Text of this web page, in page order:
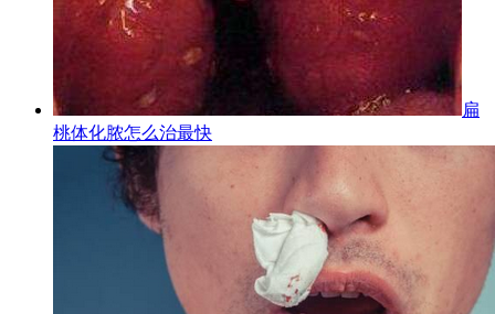
扁
桃体化脓怎么治最快